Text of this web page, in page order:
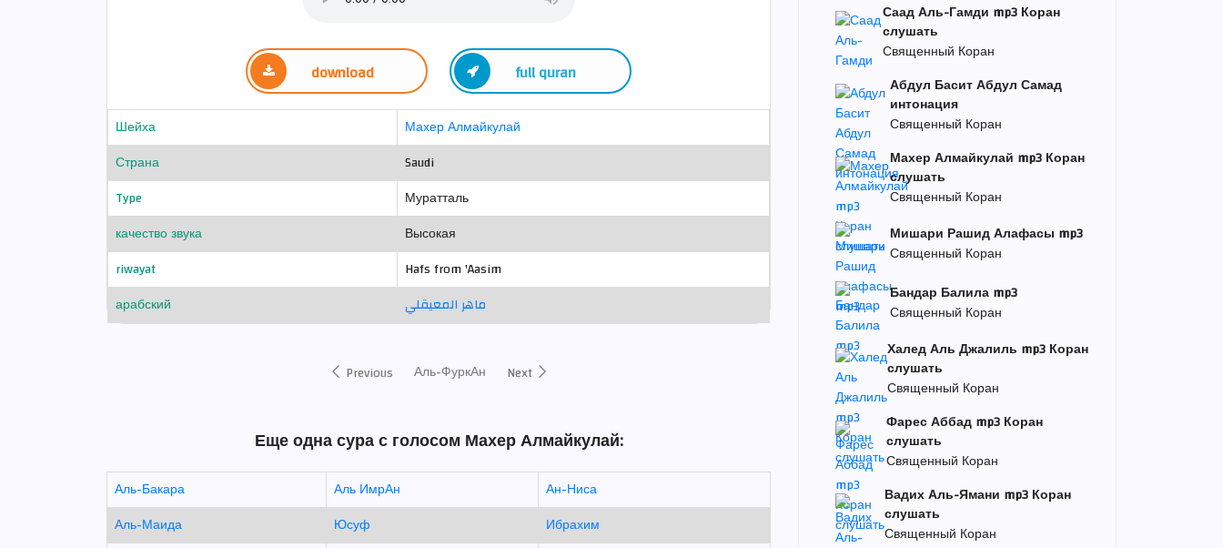
download full quran
Шейха
Махер Алмайкулай
Страна
Saudi
Type
Муратталь
качество звука
Высокая
riwayat
Hafs from 'Aasim
арабский
ماهر المعيقلي
Previous Аль-ФуркАн Next
Еще одна сура с голосом Махер Алмайкулай:
Аль-Бакара Аль ИмрАн
Ан-Ниса
Аль-Маида
Юсуф
Ибрахим
Саад Аль-Гамди mp3 Коран
слушать
Священный Коран
Абдул Басит Абдул Самад
интонация
Священный Коран
Махер Алмайкулай mp3 Коран
слушать
Священный Коран
Мишари Рашид Алафасы mp3
Священный Коран
Бандар Балила mp3
Священный Коран
Халед Аль Джалиль mp3 Коран
слушать
Священный Коран
Фарес Аббад mp3 Коран
слушать
Священный Коран
Вадих Аль-Ямани mp3 Коран
слушать
Священный Коран